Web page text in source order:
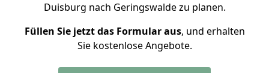
Duisburg nach Geringswalde zu planen.
Füllen Sie jetzt das Formular aus, und erhalten
Sie kostenlose Angebote.